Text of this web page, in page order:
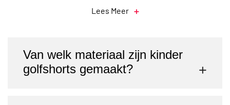
Lees Meer
Van welk materiaal zijn kinder
golfshorts gemaakt?